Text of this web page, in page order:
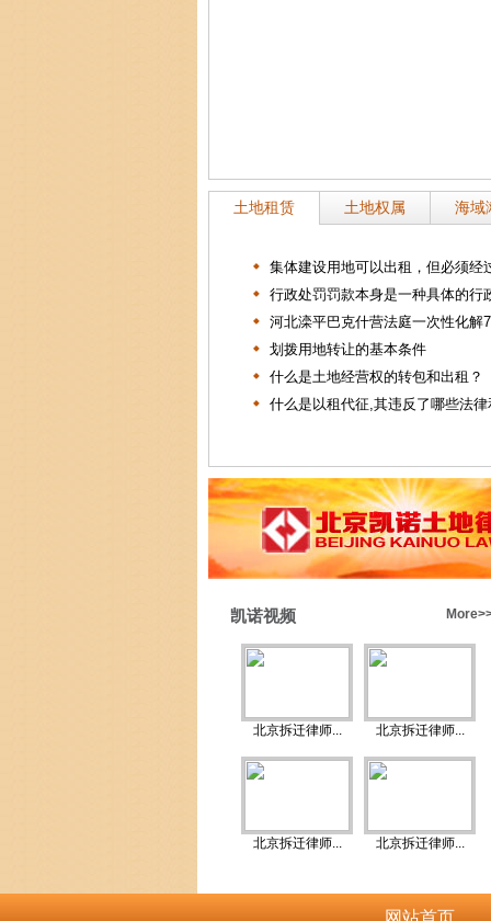
土地租赁 土地权属 海域
集体建设用地可以出租，但必须经
行政处罚罚款本身是一种具体的行
河北滦平巴克什营法庭一次性化解
划拨用地转让的基本条件
什么是土地经营权的转包和出租？
什么是以租代征,其违反了哪些法
凯诺视频
北京拆迁律师... 北京拆迁律师...
北京拆迁律师... 北京拆迁律师...
网站首页